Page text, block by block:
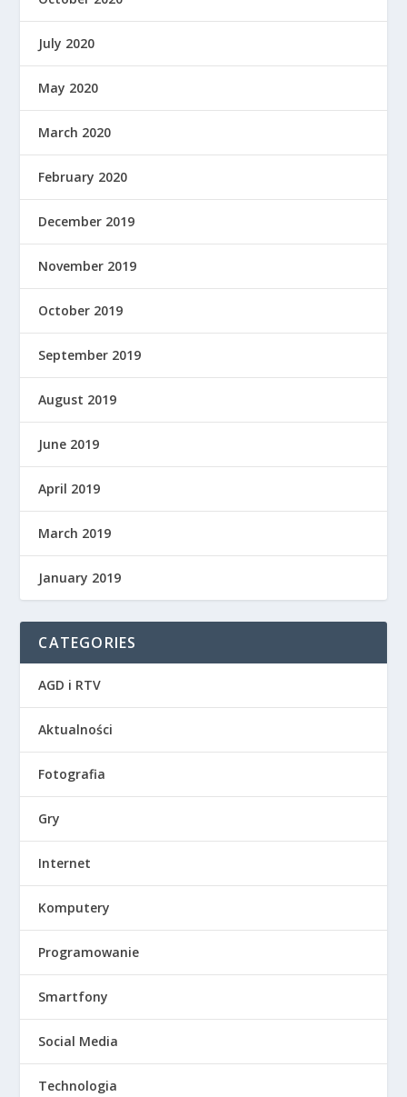
July 2020
May 2020
March 2020
February 2020
December 2019
November 2019
October 2019
September 2019
August 2019
June 2019
April 2019
March 2019
January 2019
CATEGORIES
AGD i RTV
Aktualności
Fotografia
Gry
Internet
Komputery
Programowanie
Smartfony
Social Media
Technologia